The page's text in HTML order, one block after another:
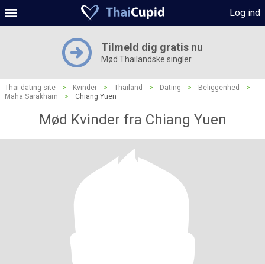
Log ind
Tilmeld dig gratis nu
Mød Thailandske singler
Thai dating-site > Kvinder > Thailand > Dating > Beliggenhed
>
Maha Sarakham
> Chiang Yuen
Mød Kvinder fra Chiang Yuen